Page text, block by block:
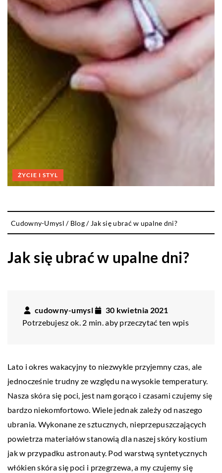
ŻYCIE I STYL
Cudowny-Umysl / Blog/ Jak się ubrać w upalne dni?
Jak się ubrać w upalne dni?
cudowny-umysl
30 kwietnia 2021
Potrzebujesz ok. 2 min. aby przeczytać ten wpis
Lato i okres wakacyjny to niezwykle przyjemny czas, ale
jednocześnie trudny ze względu na wysokie temperatury.
Nasza skóra się poci, jest nam gorąco i czasami czujemy się
bardzo niekomfortowo. Wiele jednak zależy od naszego
ubrania. Wykonane ze sztucznych, nieprzepuszczających
powietrza materiałów stanowią dla naszej skóry kostium
jak w przypadku astronauty. Pod warstwą syntetycznych
włókien skóra się poci i przegrzewa, a my czujemy się